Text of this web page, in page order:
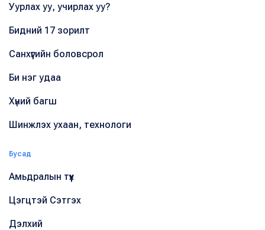
Уурлах уу, учирлах уу?
Бидний 17 зорилт
Санхүүгийн боловсрол
Би нэг удаа
Хүний багш
Шинжлэх ухаан, технологи
Бусад
Амьдралын түүх
Цэгцтэй Сэтгэх
Дэлхий